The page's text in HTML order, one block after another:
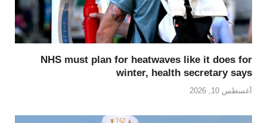
NHS must plan for heatwaves like it does for
winter, health secretary says
أغسطس 10, 2026